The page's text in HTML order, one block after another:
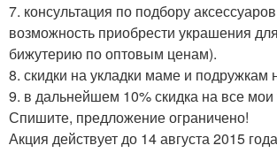
7. консультация по подбору
возможность приобрести украшения
бижутерию по оптовым ценам).
8. скидки на укладки маме и подружкам
9. в дальнейшем 10% скидка на все мои
Спишите, предложение ограничено!
Акция действует до 14 августа 2015